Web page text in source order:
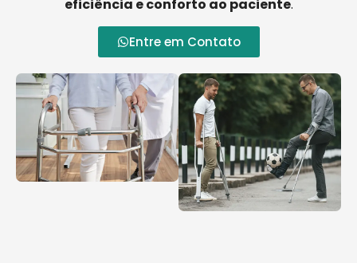
eficiência e conforto ao paciente.
Entre em Contato